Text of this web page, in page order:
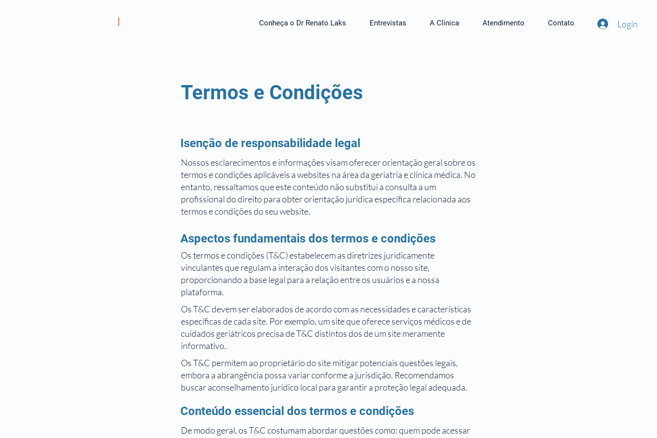
Conheça o Dr Renato Laks Entrevistas A Clínica Atendimento Contato Login
Termos e Condições
Isenção de responsabilidade legal
Nossos esclarecimentos e informações visam oferecer orientação geral sobre os
termos e condições aplicáveis a websites na área da geriatria e clínica médica. No
entanto, ressaltamos que este conteúdo não substitui a consulta a um
profissional do direito para obter orientação jurídica específica relacionada aos
termos e condições do seu website.
Aspectos fundamentais dos termos e condições
Os termos e condições (T&C) estabelecem as diretrizes juridicamente
vinculantes que regulam a interação dos visitantes com o nosso site,
proporcionando a base legal para a relação entre os usuários e a nossa
plataforma.
Os T&C devem ser elaborados de acordo com as necessidades e características
específicas de cada site. Por exemplo, um site que oferece serviços médicos e de
cuidados geriátricos precisa de T&C distintos dos de um site meramente
informativo.
Os T&C permitem ao proprietário do site mitigar potenciais questões legais,
embora a abrangência possa variar conforme a jurisdição. Recomendamos
buscar aconselhamento jurídico local para garantir a proteção legal adequada.
Conteúdo essencial dos termos e condições
De modo geral, os T&C costumam abordar questões como: quem pode acessar